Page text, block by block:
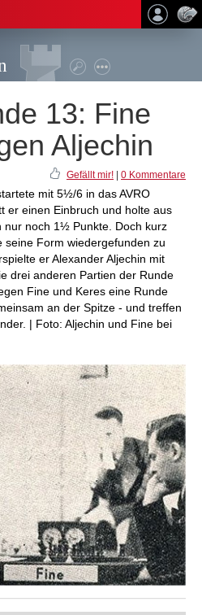
13: Fine
Aljechin
Gefällt mir! 0 Kommentare
mit 5½/6 in das AVRO
er einen Einbruch und holte aus
nur noch 1½ Punkte. Doch kurz
Form wiedergefunden zu
er Alexander Aljechin mit
drei anderen Partien der Runde
Fine und Keres eine Runde
an der Spitze - und treffen
| Foto: Aljechin und Fine bei